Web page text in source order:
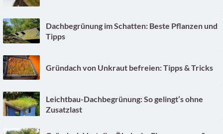
Dachbegrünung im Schatten: Beste Pflanzen und
Tipps
Gründach von Unkraut befreien: Tipps & Tricks
Leichtbau-Dachbegrünung: So gelingt’s ohne
Zusatzlast